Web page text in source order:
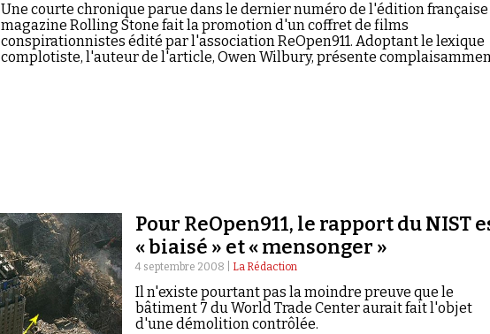
Une courte chronique parue dans le dernier numéro de l'édition
magazine Rolling Stone fait la promotion d'un coffret de films
conspirationnistes édité par l'association ReOpen911. Adoptant le lexique
complotiste, l'auteur de l'article, Owen Wilbury, présente
Pour ReOpen911, le rapport du NIST
« biaisé » et « mensonger »
4 septembre 2008 | La Rédaction
Il n'existe pourtant pas la moindre preuve que le
bâtiment 7 du World Trade Center aurait fait l'objet
d'une démolition contrôlée.